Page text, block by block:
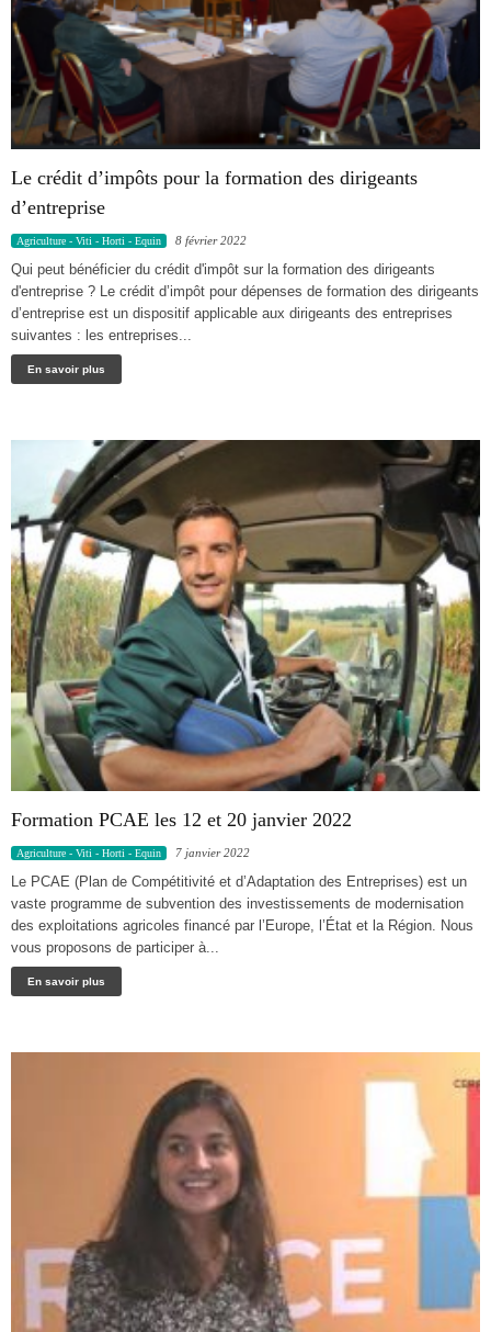
Le crédit d’impôts pour la formation des dirigeants
d’entreprise
Agriculture - Viti - Horti - Equin 8 février 2022
Qui peut bénéficier du crédit d'impôt sur la formation des dirigeants
d'entreprise ? Le crédit d’impôt pour dépenses de formation des dirigeants
d’entreprise est un dispositif applicable aux dirigeants des entreprises
suivantes : les entreprises...
En savoir plus
Formation PCAE les 12 et 20 janvier 2022
Agriculture - Viti - Horti - Equin 7 janvier 2022
Le PCAE (Plan de Compétitivité et d’Adaptation des Entreprises) est un
vaste programme de subvention des investissements de modernisation
des exploitations agricoles financé par l’Europe, l’État et la Région. Nous
vous proposons de participer à...
En savoir plus